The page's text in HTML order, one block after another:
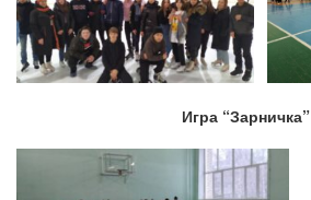
Игра “Зарничка”